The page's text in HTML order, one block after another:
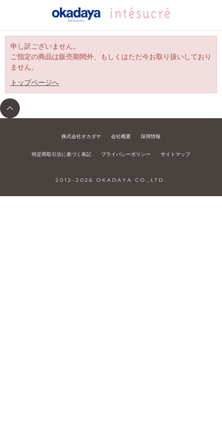
申し訳ございません。
ご指定の商品は販売期間外、もしくはただ今お取り扱いしており
ません。
トップページへ
株式会社オカダヤ 会社概要 採用情報
特定商取引法に基づく表記 プライバシーポリシー サイトマップ
2012- 2026 OKADAYA CO.,LTD.